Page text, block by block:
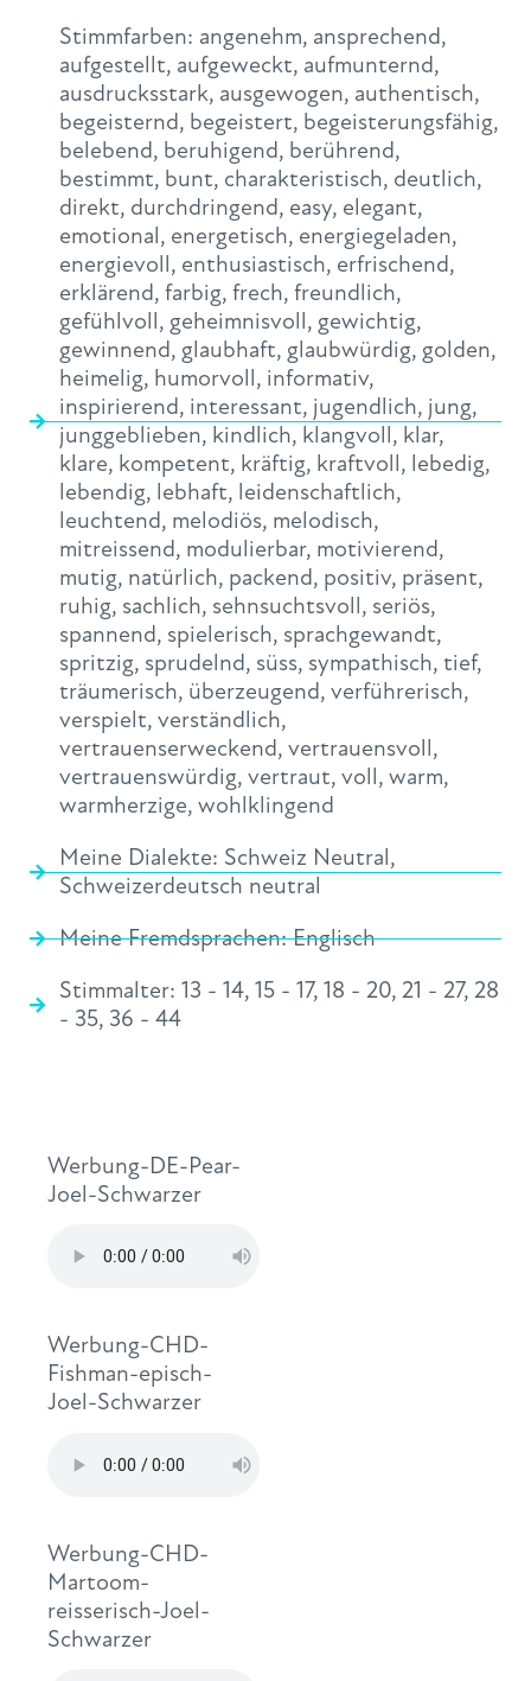
Stimmfarben: angenehm, ansprechend,
aufgestellt, aufgeweckt, aufmunternd,
ausdrucksstark, ausgewogen, authentisch,
begeisternd, begeistert, begeisterungsfähig,
belebend, beruhigend, berührend,
bestimmt, bunt, charakteristisch, deutlich,
direkt, durchdringend, easy, elegant,
emotional, energetisch, energiegeladen,
energievoll, enthusiastisch, erfrischend,
erklärend, farbig, frech, freundlich,
gefühlvoll, geheimnisvoll, gewichtig,
gewinnend, glaubhaft, glaubwürdig, golden,
heimelig, humorvoll, informativ,
inspirierend, interessant, jugendlich, jung,
junggeblieben, kindlich, klangvoll, klar,
klare, kompetent, kräftig, kraftvoll, lebedig,
lebendig, lebhaft, leidenschaftlich,
leuchtend, melodiös, melodisch,
mitreissend, modulierbar, motivierend,
mutig, natürlich, packend, positiv, präsent,
ruhig, sachlich, sehnsuchtsvoll, seriös,
spannend, spielerisch, sprachgewandt,
spritzig, sprudelnd, süss, sympathisch, tief,
träumerisch, überzeugend, verführerisch,
verspielt, verständlich,
vertrauenserweckend, vertrauensvoll,
vertrauenswürdig, vertraut, voll, warm,
warmherzige, wohlklingend
Meine Dialekte: Schweiz Neutral,
Schweizerdeutsch neutral
Meine Fremdsprachen:Englisch
Stimmalter: 13 - 14, 15 - 17, 18 - 20, 21 - 27, 28
- 35, 36 - 44
Werbung-DE-Pear-
Joel-Schwarzer
Werbung-CHD-
Fishman-episch-
Joel-Schwarzer
Werbung-CHD-
Martoom-
reisserisch-Joel-
Schwarzer